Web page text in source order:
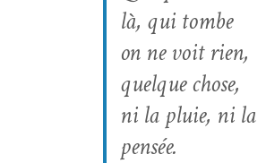
là, qui tombe
on ne voit rien,
quelque chose,
ni la pluie, ni la
pensée.